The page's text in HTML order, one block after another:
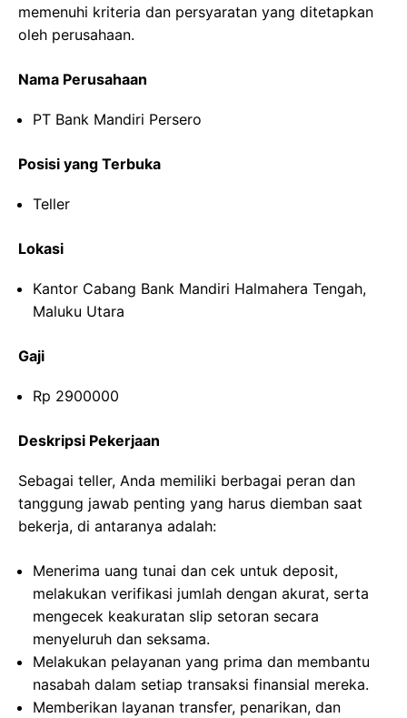
memenuhi kriteria dan persyaratan yang ditetapkan
oleh perusahaan.
Nama Perusahaan
PT Bank Mandiri Persero
Posisi yang Terbuka
Teller
Lokasi
Kantor Cabang Bank Mandiri Halmahera Tengah,
Maluku Utara
Gaji
Rp 2900000
Deskripsi Pekerjaan
Sebagai teller, Anda memiliki berbagai peran dan
tanggung jawab penting yang harus diemban saat
bekerja, di antaranya adalah:
Menerima uang tunai dan cek untuk deposit,
melakukan verifikasi jumlah dengan akurat, serta
mengecek keakuratan slip setoran secara
menyeluruh dan seksama.
Melakukan pelayanan yang prima dan membantu
nasabah dalam setiap transaksi finansial mereka.
Memberikan layanan transfer, penarikan, dan